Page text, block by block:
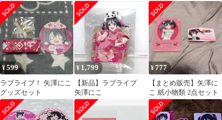
にこにこセット
¥599
ラブライブ！ 矢澤にこ
グッズセット
¥ 1,799
【新品】ラブライブ
矢澤にこ
¥777
【まとめ販売】矢澤に
こ 紙小物類 2点セット